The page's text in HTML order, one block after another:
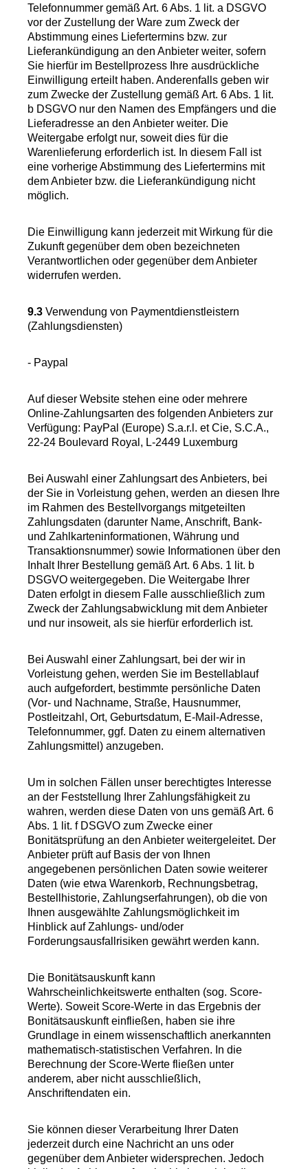
Telefonnummer gemäß Art. 6 Abs. 1 lit. a DSGVO
vor der Zustellung der Ware zum Zweck der
Abstimmung eines Liefertermins bzw. zur
Lieferankündigung an den Anbieter weiter, sofern
Sie hierfür im Bestellprozess Ihre ausdrückliche
Einwilligung erteilt haben. Anderenfalls geben wir
zum Zwecke der Zustellung gemäß Art. 6 Abs. 1 lit.
b DSGVO nur den Namen des Empfängers und die
Lieferadresse an den Anbieter weiter. Die
Weitergabe erfolgt nur, soweit dies für die
Warenlieferung erforderlich ist. In diesem Fall ist
eine vorherige Abstimmung des Liefertermins mit
dem Anbieter bzw. die Lieferankündigung nicht
möglich.
Die Einwilligung kann jederzeit mit Wirkung für die
Zukunft gegenüber dem oben bezeichneten
Verantwortlichen oder gegenüber dem Anbieter
widerrufen werden.
9.3 Verwendung von Paymentdienstleistern
(Zahlungsdiensten)
- Paypal
Auf dieser Website stehen eine oder mehrere
Online-Zahlungsarten des folgenden Anbieters zur
Verfügung: PayPal (Europe) S.a.r.l. et Cie, S.C.A.,
22-24 Boulevard Royal, L-2449 Luxemburg
Bei Auswahl einer Zahlungsart des Anbieters, bei
der Sie in Vorleistung gehen, werden an diesen Ihre
im Rahmen des Bestellvorgangs mitgeteilten
Zahlungsdaten (darunter Name, Anschrift, Bank-
und Zahlkarteninformationen, Währung und
Transaktionsnummer) sowie Informationen über den
Inhalt Ihrer Bestellung gemäß Art. 6 Abs. 1 lit. b
DSGVO weitergegeben. Die Weitergabe Ihrer
Daten erfolgt in diesem Falle ausschließlich zum
Zweck der Zahlungsabwicklung mit dem Anbieter
und nur insoweit, als sie hierfür erforderlich ist.
Bei Auswahl einer Zahlungsart, bei der wir in
Vorleistung gehen, werden Sie im Bestellablauf
auch aufgefordert, bestimmte persönliche Daten
(Vor- und Nachname, Straße, Hausnummer,
Postleitzahl, Ort, Geburtsdatum, E-Mail-Adresse,
Telefonnummer, ggf. Daten zu einem alternativen
Zahlungsmittel) anzugeben.
Um in solchen Fällen unser berechtigtes Interesse
an der Feststellung Ihrer Zahlungsfähigkeit zu
wahren, werden diese Daten von uns gemäß Art. 6
Abs. 1 lit. f DSGVO zum Zwecke einer
Bonitätsprüfung an den Anbieter weitergeleitet. Der
Anbieter prüft auf Basis der von Ihnen
angegebenen persönlichen Daten sowie weiterer
Daten (wie etwa Warenkorb, Rechnungsbetrag,
Bestellhistorie, Zahlungserfahrungen), ob die von
Ihnen ausgewählte Zahlungsmöglichkeit im
Hinblick auf Zahlungs- und/oder
Forderungsausfallrisiken gewährt werden kann.
Die Bonitätsauskunft kann
Wahrscheinlichkeitswerte enthalten (sog. Score-
Werte). Soweit Score-Werte in das Ergebnis der
Bonitätsauskunft einfließen, haben sie ihre
Grundlage in einem wissenschaftlich anerkannten
mathematisch-statistischen Verfahren. In die
Berechnung der Score-Werte fließen unter
anderem, aber nicht ausschließlich,
Anschriftendaten ein.
Sie können dieser Verarbeitung Ihrer Daten
jederzeit durch eine Nachricht an uns oder
gegenüber dem Anbieter widersprechen. Jedoch